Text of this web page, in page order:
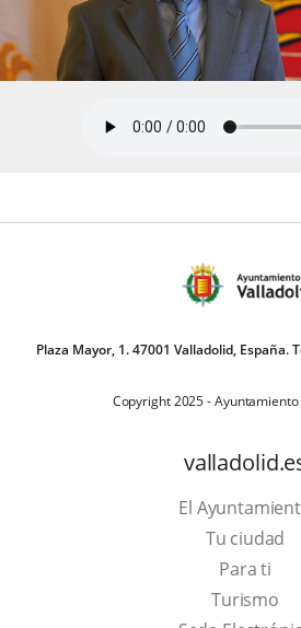
Plaza Mayor, 1. 47001 Valladolid, España.
Copyright 2025 -
El
Tu ciudad
Para ti
TurismoEste